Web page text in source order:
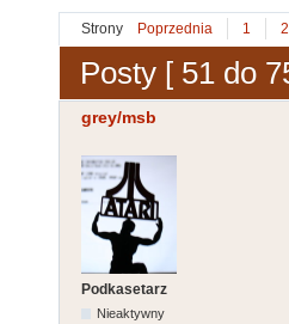
Strony Poprzednia 1 2
Posty [ 51 do
grey/msb
Podkasetarz
Nieaktywny